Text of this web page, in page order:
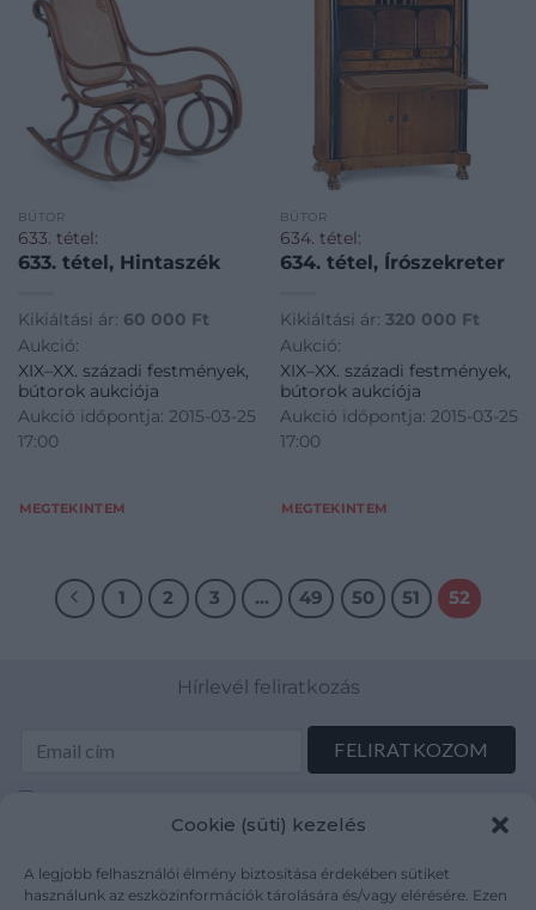
Cookie (süti) kezelés
A legjobb felhasználói élmény biztosítása érdekében sütiket
használunk az eszközinformációk tárolására és/vagy elérésére. Ezen
BÚTOR
633. tétel:
633. tétel, Hintaszék
Kikiáltási ár: 60 000 Ft
Aukció:
XIX–XX. századi festmények,
bútorok aukciója
Aukció időpontja: 2015-03-25
17:00
MEGTEKINTEM
BÚTOR
634. tétel:
634. tétel, Írószekreter
Kikiáltási ár: 320 000 Ft
Aukció:
XIX–XX. századi festmények,
bútorok aukciója
Aukció időpontja: 2015-03-25
17:00
MEGTEKINTEM
1 2 3 … 49 50 51 52
Hírlevél feliratkozás
mutargy.com/adatkezelesi-tajekoztato/
Rólunk
Áraink